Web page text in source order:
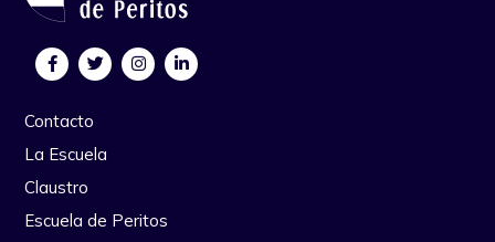
Contacto
La Escuela
Claustro
Escuela de Peritos